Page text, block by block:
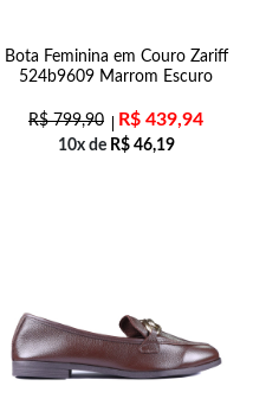
Bota Feminina em Couro Zariff
524b9609 Marrom Escuro
R$799,90 R$ 439,94
10x de R$46,19